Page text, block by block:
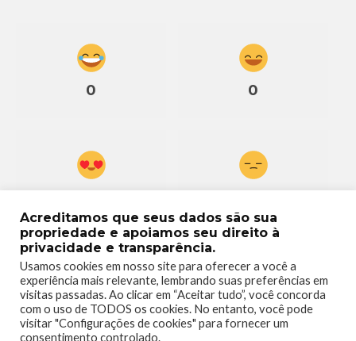
0 0
0
Acreditamos que seus dados são sua
propriedade e apoiamos seu direito à
privacidade e transparência.
Usamos cookies em nosso site para oferecer a você a
experiência mais relevante, lembrando suas preferências em
visitas passadas. Ao clicar em “Aceitar tudo”, você concorda
com o uso de TODOS os cookies. No entanto, você pode
visitar "Configurações de cookies" para fornecer um
consentimento controlado.